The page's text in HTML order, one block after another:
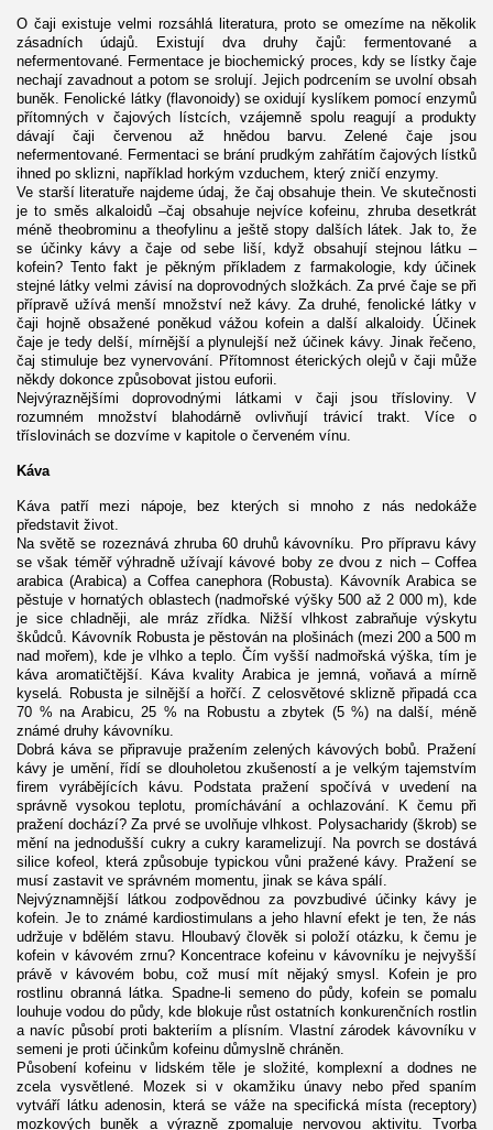
O čaji existuje velmi rozsáhlá literatura, proto se omezíme na několik
zásadních údajů. Existují dva druhy čajů: fermentované a
nefermentované. Fermentace je biochemický proces, kdy se lístky čaje
nechají zavadnout a potom se srolují. Jejich podrcením se uvolní obsah
buněk. Fenolické látky (flavonoidy) se oxidují kyslíkem pomocí enzymů
přítomných v čajových lístcích, vzájemně spolu reagují a produkty
dávají čaji červenou až hnědou barvu. Zelené čaje jsou
nefermentované. Fermentaci se brání prudkým zahřátím čajových lístků
ihned po sklizni, například horkým vzduchem, který zničí enzymy.
Ve starší literatuře najdeme údaj, že čaj obsahuje thein. Ve skutečnosti
je to směs alkaloidů –čaj obsahuje nejvíce kofeinu, zhruba desetkrát
méně theobrominu a theofylinu a ještě stopy dalších látek. Jak to, že
se účinky kávy a čaje od sebe liší, když obsahují stejnou látku –
kofein? Tento fakt je pěkným příkladem z farmakologie, kdy účinek
stejné látky velmi závisí na doprovodných složkách. Za prvé čaje se při
přípravě užívá menší množství než kávy. Za druhé, fenolické látky v
čaji hojně obsažené poněkud vážou kofein a další alkaloidy. Účinek
čaje je tedy delší, mírnější a plynulejší než účinek kávy. Jinak řečeno,
čaj stimuluje bez vynervování. Přítomnost éterických olejů v čaji může
někdy dokonce způsobovat jistou euforii.
Nejvýraznějšími doprovodnými látkami v čaji jsou třísloviny. V
rozumném množství blahodárně ovlivňují trávicí trakt. Více o
tříslovinách se dozvíme v kapitole o červeném vínu.
Káva
Káva patří mezi nápoje, bez kterých si mnoho z nás nedokáže
představit život.
Na světě se rozeznává zhruba 60 druhů kávovníku. Pro přípravu kávy
se však téměř výhradně užívají kávové boby ze dvou z nich – Coffea
arabica (Arabica) a Coffea canephora (Robusta). Kávovník Arabica se
pěstuje v hornatých oblastech (nadmořské výšky 500 až 2 000 m), kde
je sice chladněji, ale mráz zřídka. Nižší vlhkost zabraňuje výskytu
škůdců. Kávovník Robusta je pěstován na plošinách (mezi 200 a 500 m
nad mořem), kde je vlhko a teplo. Čím vyšší nadmořská výška, tím je
káva aromatičtější. Káva kvality Arabica je jemná, voňavá a mírně
kyselá. Robusta je silnější a hořčí. Z celosvětové sklizně připadá cca
70 % na Arabicu, 25 % na Robustu a zbytek (5 %) na další, méně
známé druhy kávovníku.
Dobrá káva se připravuje pražením zelených kávových bobů. Pražení
kávy je umění, řídí se dlouholetou zkušeností a je velkým tajemstvím
firem vyrábějících kávu. Podstata pražení spočívá v uvedení na
správně vysokou teplotu, promíchávání a ochlazování. K čemu při
pražení dochází? Za prvé se uvolňuje vlhkost. Polysacharidy (škrob) se
mění na jednodušší cukry a cukry karamelizují. Na povrch se dostává
silice kofeol, která způsobuje typickou vůni pražené kávy. Pražení se
musí zastavit ve správném momentu, jinak se káva spálí.
Nejvýznamnější látkou zodpovědnou za povzbudivé účinky kávy je
kofein. Je to známé kardiostimulans a jeho hlavní efekt je ten, že nás
udržuje v bdělém stavu. Hloubavý člověk si položí otázku, k čemu je
kofein v kávovém zrnu? Koncentrace kofeinu v kávovníku je nejvyšší
právě v kávovém bobu, což musí mít nějaký smysl. Kofein je pro
rostlinu obranná látka. Spadne-li semeno do půdy, kofein se pomalu
louhuje vodou do půdy, kde blokuje růst ostatních konkurenčních rostlin
a navíc působí proti bakteriím a plísním. Vlastní zárodek kávovníku v
semeni je proti účinkům kofeinu důmyslně chráněn.
Působení kofeinu v lidském těle je složité, komplexní a dodnes ne
zcela vysvětlené. Mozek si v okamžiku únavy nebo před spaním
vytváří látku adenosin, která se váže na specifická místa (receptory)
mozkových buněk a výrazně zpomaluje nervovou aktivitu. Tvorba